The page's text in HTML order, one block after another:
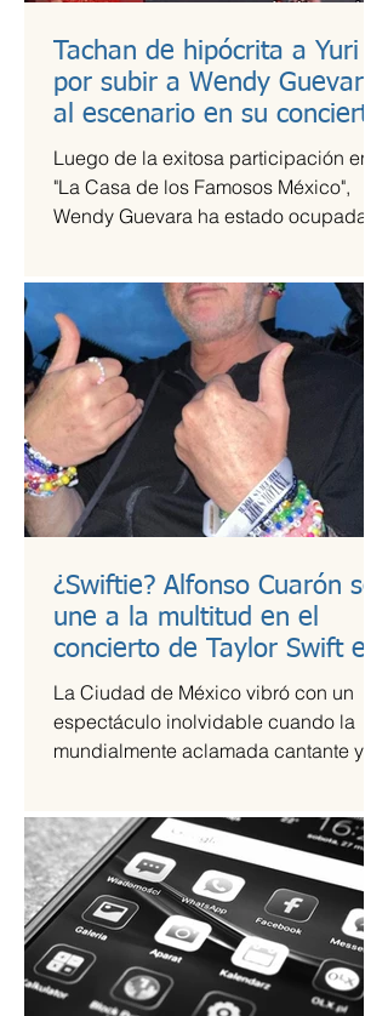
Tachan de hipócrita a Yuri
por subir a Wendy Guevara
al escenario en su concierto
Luego de la exitosa participación en
"La Casa de los Famosos México",
Wendy Guevara ha estado ocupada
¿Swiftie? Alfonso Cuarón se
une a la multitud en el
concierto de Taylor Swift en
CDMX
La Ciudad de México vibró con un
espectáculo inolvidable cuando la
mundialmente aclamada cantante y